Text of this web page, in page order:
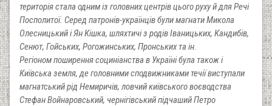
територія стала одним із головних центрів цього руху й для Речі
Посполитої. Серед патронів-українців були магнати Микола
Олесницький і Ян Кішка, шляхтичі з родів Іваницьких, Кандибів,
Сенют, Гойських, Рогожинських, Пронських та ін.
Регіоном поширення социніанства в Україні була також і
Київська земля, де головними сподвижниками течії виступали
магнатський рід Немиричів, ловчий київського воєводства
Стефан Войнаровський, чернігівський підчаший Петро